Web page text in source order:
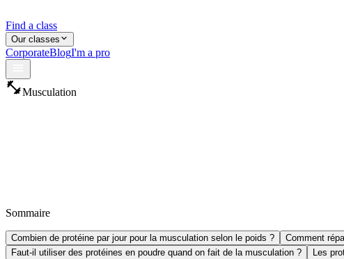
Find a class
Our classes
CorporateBlogI'm a pro
fitness_centerMusculation
Sommaire
Combien de protéine par jour pour la musculation selon le poids ? Comment
Faut-il utiliser des protéines en poudre quand on fait de la musculation ?
Les